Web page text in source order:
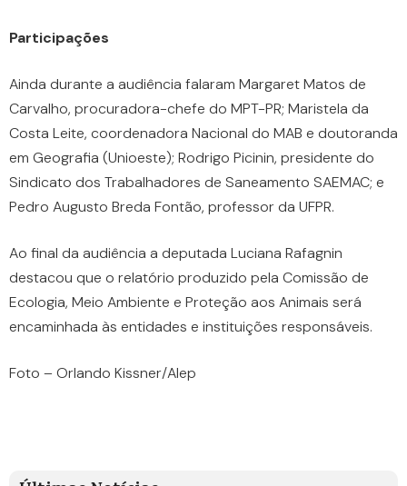
Participações
Ainda durante a audiência falaram Margaret Matos de
Carvalho, procuradora-chefe do MPT-PR; Maristela da
Costa Leite, coordenadora Nacional do MAB e doutoranda
em Geografia (Unioeste); Rodrigo Picinin, presidente do
Sindicato dos Trabalhadores de Saneamento SAEMAC; e
Pedro Augusto Breda Fontão, professor da UFPR.
Ao final da audiência a deputada Luciana Rafagnin
destacou que o relatório produzido pela Comissão de
Ecologia, Meio Ambiente e Proteção aos Animais será
encaminhada às entidades e instituições responsáveis.
Foto – Orlando Kissner/Alep